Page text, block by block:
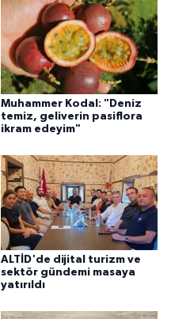
Muhammer Kodal: "Deniz
temiz, geliverin pasiflora
ikram edeyim"
ALTİD'de dijital turizm ve
sektör gündemi masaya
yatırıldı